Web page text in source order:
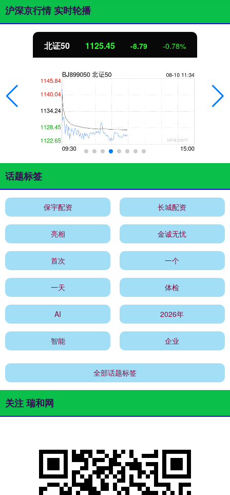
沪深京行情 实时轮播
北证50 1125.45 -8.79 -0.78%
话题标签
保宇配资 长城配资
亮相 金诚无忧
首次 一个
一天 体检
AI 2026年
智能 企业
全部话题标签
关注 瑞和网